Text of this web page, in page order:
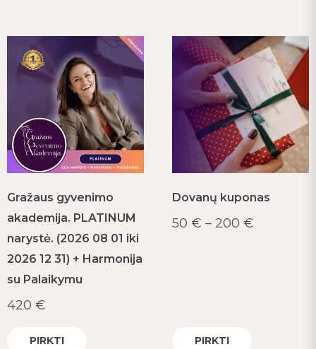
Gražaus gyvenimo
akademija. PLATINUM
narystė. (2026 08 01 iki
2026 12 31) + Harmonija
su Palaikymu
420 €
PIRKTI
Dovanų kuponas
50 € – 200 €
PIRKTI